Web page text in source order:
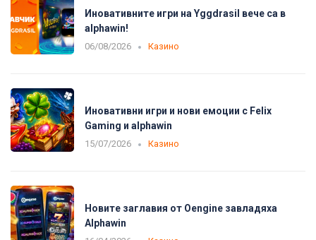
Иновативните игри на Yggdrasil вече са в
alphawin!
06/08/2026 Казино
Иновативни игри и нови емоции с Felix
Gaming и alphawin
15/07/2026 Казино
Новите заглавия от Oengine завладяха
Alphawin